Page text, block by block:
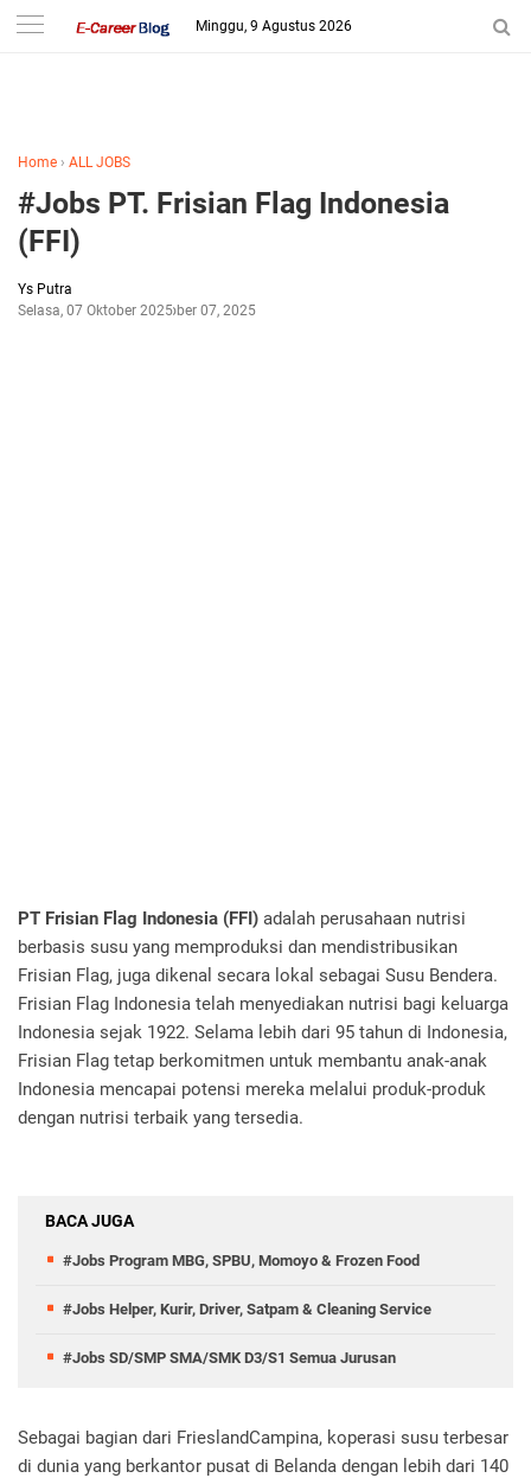
-->
Minggu, 9 Agustus 2026
Home › ALL JOBS
#Jobs PT. Frisian Flag Indonesia
(FFI)
Ys Putra
Selasa, 07 Oktober 2025Oktober 07, 2025
PT Frisian Flag Indonesia (FFI) adalah perusahaan nutrisi
berbasis susu yang memproduksi dan mendistribusikan
Frisian Flag, juga dikenal secara lokal sebagai Susu Bendera.
Frisian Flag Indonesia telah menyediakan nutrisi bagi keluarga
Indonesia sejak 1922. Selama lebih dari 95 tahun di Indonesia,
Frisian Flag tetap berkomitmen untuk membantu anak-anak
Indonesia mencapai potensi mereka melalui produk-produk
dengan nutrisi terbaik yang tersedia.
BACA JUGA
#Jobs Program MBG, SPBU, Momoyo & Frozen Food
#Jobs Helper, Kurir, Driver, Satpam & Cleaning Service
#Jobs SD/SMP SMA/SMK D3/S1 Semua Jurusan
Sebagai bagian dari FrieslandCampina, koperasi susu terbesar
di dunia yang berkantor pusat di Belanda dengan lebih dari 140